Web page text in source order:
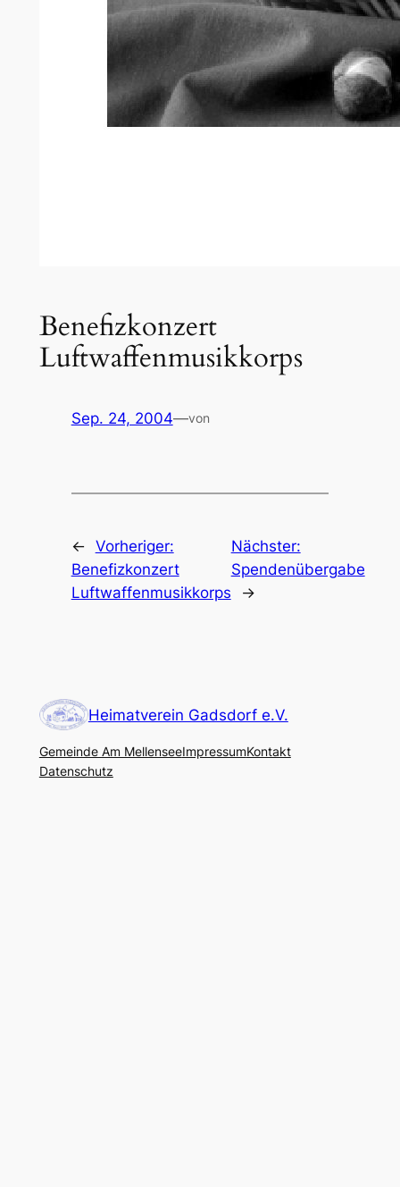
Benefizkonzert
Luftwaffenmusikkorps
Sep. 24, 2004—von
← Vorheriger:
Benefizkonzert
Luftwaffenmusikkorps
Nächster:
Spendenübergabe
→
Heimatverein Gadsdorf e.V.
Gemeinde Am MellenseeImpressumKontakt
Datenschutz